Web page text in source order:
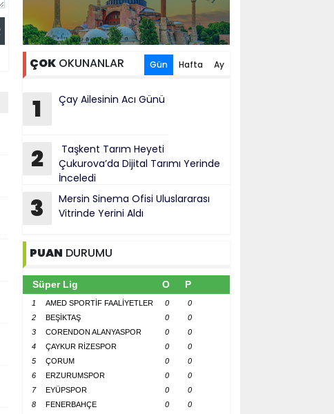
ÇOKOKUNANLAR Gün Hafta Ay
1 Çay Ailesinin Acı Günü
2
Taşkent Tarım Heyeti
Çukurova’da Dijital Tarımı Yerinde
İnceledi
3
Mersin Sinema Ofisi Uluslararası
Vitrinde Yerini Aldı
PUAN DURUMU
Süper Lig O P
1 AMED SPORTİF FAALİYETLER 0
0
2
BEŞİKTAŞ 0
0
3
CORENDON ALANYASPOR 0
0
4
ÇAYKUR RİZESPOR 0
0
5
ÇORUM 0
0
6
ERZURUMSPOR 0
0
7
EYÜPSPOR 0
0
8
FENERBAHÇE 0
0